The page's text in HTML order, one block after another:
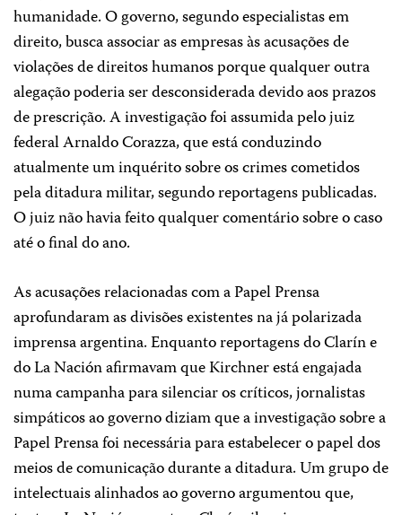
humanidade. O governo, segundo especialistas em
direito, busca associar as empresas às acusações de
violações de direitos humanos porque qualquer outra
alegação poderia ser desconsiderada devido aos prazos
de prescrição. A investigação foi assumida pelo juiz
federal Arnaldo Corazza, que está conduzindo
atualmente um inquérito sobre os crimes cometidos
pela ditadura militar, segundo reportagens publicadas.
O juiz não havia feito qualquer comentário sobre o caso
até o final do ano.
As acusações relacionadas com a Papel Prensa
aprofundaram as divisões existentes na já polarizada
imprensa argentina. Enquanto reportagens do Clarín e
do La Nación afirmavam que Kirchner está engajada
numa campanha para silenciar os críticos, jornalistas
simpáticos ao governo diziam que a investigação sobre a
Papel Prensa foi necessária para estabelecer o papel dos
meios de comunicação durante a ditadura. Um grupo de
intelectuais alinhados ao governo argumentou que,